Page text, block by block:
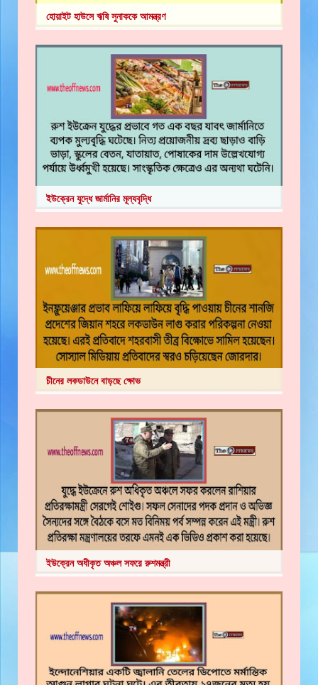
হোয়াইট হাউসে ঋষি সুনাককে আমন্ত্রণ
ইউক্রেন যুদ্ধে জার্মানির মূল্যবৃদ্ধি
চীনের লকডাউনে বাড়ছে ক্ষোভ
ইউক্রেন অধীকৃত অঞ্চল সফরে রুশমন্ত্রী